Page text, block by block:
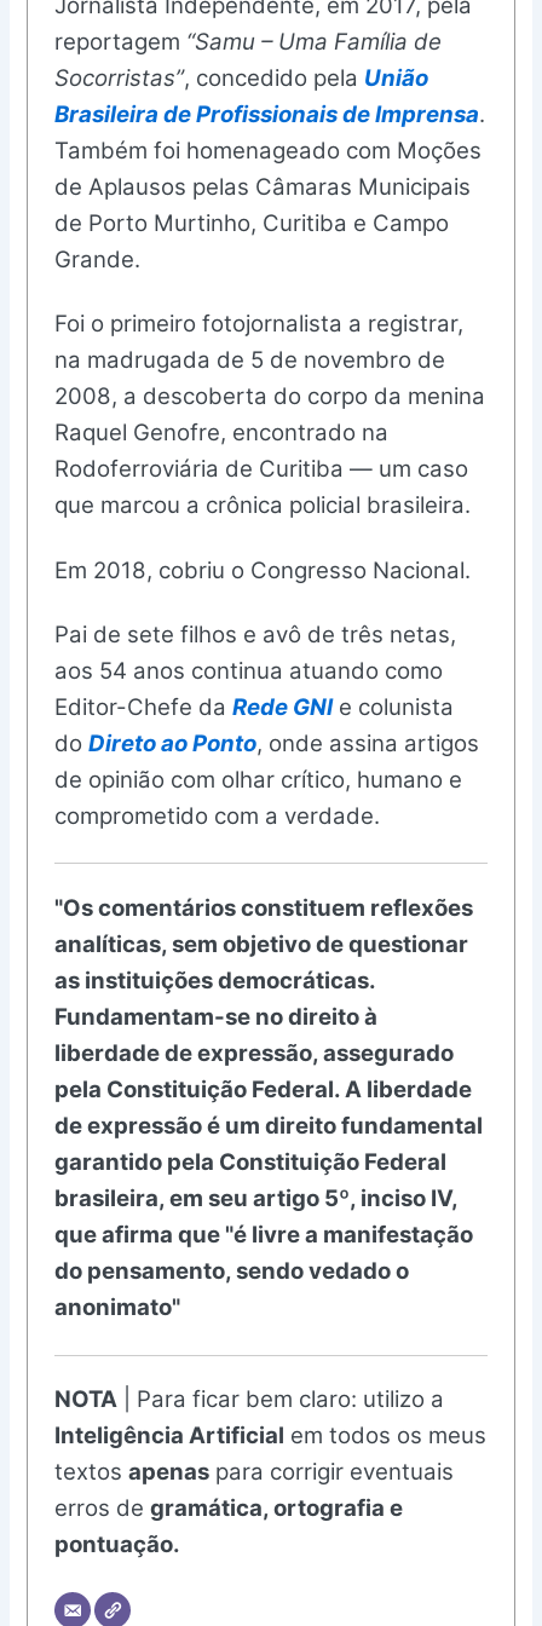
reportagem “Samu – Uma Família de
Socorristas”, concedido pela União
Brasileira de Profissionais de Imprensa.
Também foi homenageado com Moções
de Aplausos pelas Câmaras Municipais
de Porto Murtinho, Curitiba e Campo
Grande.
Foi o primeiro fotojornalista a registrar,
na madrugada de 5 de novembro de
2008, a descoberta do corpo da menina
Raquel Genofre, encontrado na
Rodoferroviária de Curitiba — um caso
que marcou a crônica policial brasileira.
Em 2018, cobriu o Congresso Nacional.
Pai de sete filhos e avô de três netas,
aos 54 anos continua atuando como
Editor-Chefe daRede GNIe colunista
doDireto ao Ponto, onde assina artigos
de opinião com olhar crítico, humano e
comprometido com a verdade.
"Os comentários constituem reflexões
analíticas, sem objetivo de questionar
as instituições democráticas.
Fundamentam-se no direito à
liberdade de expressão, assegurado
pela Constituição Federal. A liberdade
de expressão é um direito fundamental
garantido pela Constituição Federal
brasileira, em seu artigo 5º, inciso IV,
que afirma que "é livre a manifestação
do pensamento, sendo vedado o
anonimato"
NOTA | Para ficar bem claro: utilizo a
Inteligência Artificial em todos os meus
textosapenas para corrigir eventuais
erros degramática, ortografia e
pontuação.